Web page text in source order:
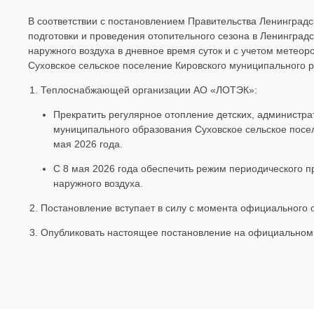
В соответствии с постановлением Правительства
подготовки и проведения отопительного сезона в
наружного воздуха в дневное время суток и с учетом
Суховское сельское поселение Кировского муниципального
Теплоснабжающей организации АО «ЛОТЭК»:
Прекратить регулярное отопление детских,
муниципального образования Суховское сельское
мая 2026 года.
С 8 мая 2026 года обеспечить режим периодического
наружного воздуха.
Постановление вступает в силу с момента официального
Опубликовать настоящее постановление на